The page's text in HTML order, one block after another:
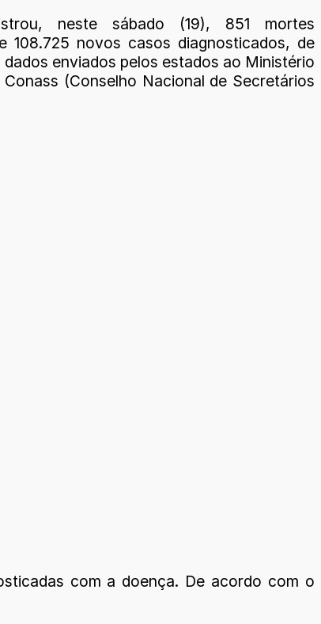
neste sábado (19), 851 mortes
e 108.725 novos casos diagnosticados, de
enviados pelos estados ao Ministério
(Conselho Nacional de Secretários
com a doença. De acordo com o